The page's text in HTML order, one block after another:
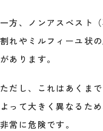
一方、ノンアスベスト
割れやミルフィーユ状
があります。
ただし、これはあくま
よって大きく異なるた
非常に危険です。